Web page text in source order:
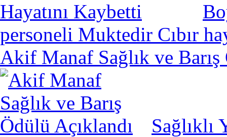
personeli Muktedir Cıbır
Akif Manaf Sağlık ve Barış
Sağlıklı